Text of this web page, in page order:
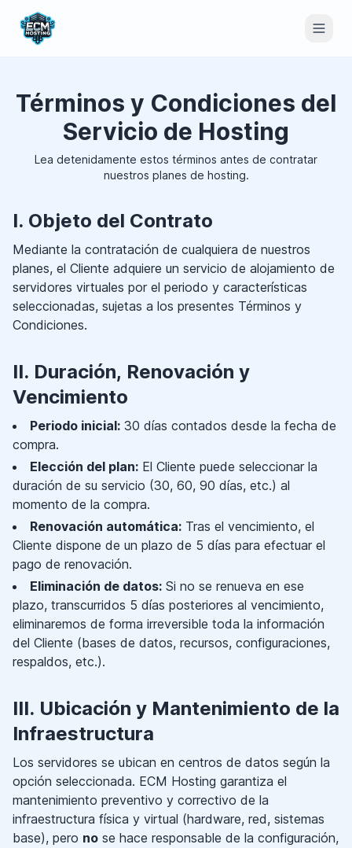
Términos y Condiciones del
Servicio de Hosting
Lea detenidamente estos términos antes de contratar
nuestros planes de hosting.
I. Objeto del Contrato
Mediante la contratación de cualquiera de nuestros
planes, el Cliente adquiere un servicio de alojamiento de
servidores virtuales por el periodo y características
seleccionadas, sujetas a los presentes Términos y
Condiciones.
II. Duración, Renovación y
Vencimiento
Periodo inicial: 30 días contados desde la fecha de
compra.
Elección del plan: El Cliente puede seleccionar la
duración de su servicio (30, 60, 90 días, etc.) al
momento de la compra.
Renovación automática: Tras el vencimiento, el
Cliente dispone de un plazo de 5 días para efectuar el
pago de renovación.
Eliminación de datos: Si no se renueva en ese
plazo, transcurridos 5 días posteriores al vencimiento,
eliminaremos de forma irreversible toda la información
del Cliente (bases de datos, recursos, configuraciones,
respaldos, etc.).
III. Ubicación y Mantenimiento de la
Infraestructura
Los servidores se ubican en centros de datos según la
opción seleccionada. ECM Hosting garantiza el
mantenimiento preventivo y correctivo de la
infraestructura física y virtual (hardware, red, sistemas
base), pero no se hace responsable de la configuración,